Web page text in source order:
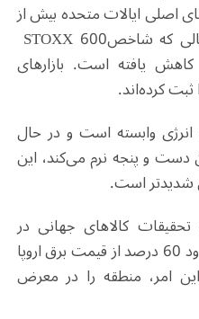
اصلی ایالات متحده بیش از
STOXX 600
بیش از 8 درصد کاهش یافته است. بازارهای
کرده‌اند.
وابسته است و در حال
دست و پنجه نرم می‌کند، این
شدیدتر است.
کالاهای جهانی در
گلدمن ساکس، تخمین زد که حدود 60 درصد از قیمت برق اروپا
امر، منطقه را در معرض